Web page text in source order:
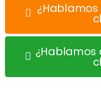
¿Hablamos
¿Hablamos